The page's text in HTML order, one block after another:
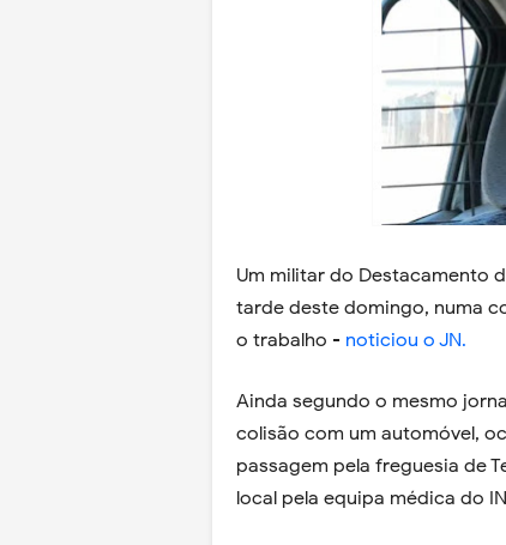
Um militar do Destacamento
tarde deste domingo, numa
o trabalho - noticiou o JN.
Ainda segundo o mesmo
colisão com um automóvel,
passagem pela freguesia de
local pela equipa médica do